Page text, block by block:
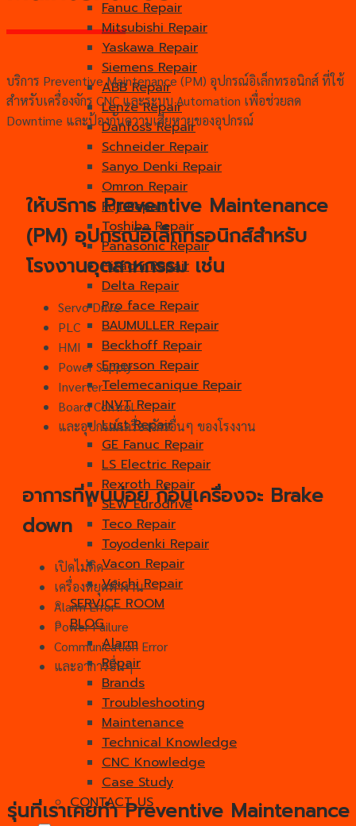
Fanuc Repair
Mitsubishi Repair
Yaskawa Repair
Siemens Repair
ABB Repair
Lenze Repair
Danfoss Repair
Schneider Repair
Sanyo Denki Repair
Omron Repair
Fuji Repair
Toshiba Repair
Panasonic Repair
Hitachi Repair
Delta Repair
Pro face Repair
BAUMULLER Repair
Beckhoff Repair
Emerson Repair
Telemecanique Repair
INVT Repair
Lust Repair
GE Fanuc Repair
LS Electric Repair
Rexroth Repair
SEW Eurodrive
Teco Repair
Toyodenki Repair
Vacon Repair
Veichi Repair
SERVICE ROOM
BLOG
Alarm
Repair
Brands
Troubleshooting
Maintenance
Technical Knowledge
CNC Knowledge
Case Study
CONTACT US
บริการ Preventive Maintenance (PM) อุปกรณ์อิเล็กทรอนิกส์ ที่ใช้
สำหรับเครื่องจักร CNC และระบบ Automation เพื่อช่วยลด
Downtime และป้องกันความเสียหายของอุปกรณ์
ให้บริการ Preventive Maintenance
(PM) อุปกรณ์อิเล็กทรอนิกส์สำหรับ
โรงงานอุตสาหกรรม เช่น
Servo Drive
PLC
HMI
Power Supply
Inverter
Board Control
และอุปกรณ์เครื่องจักรอื่นๆ ของโรงงาน
อาการที่พบบ่อย ก่อนเครื่องจะ Brake
down
เปิดไม่ติด
เครื่องหยุดทำงาน
Alarm Error
Power Failure
Communication Error
และอาการอื่นๆ
รุ่นที่เราเคยทำ Preventive Maintenance